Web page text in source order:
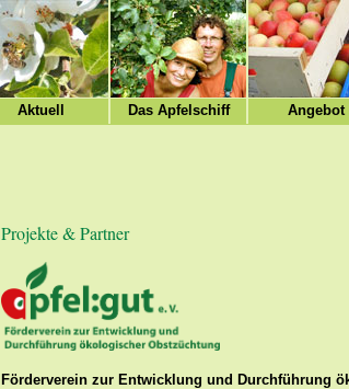
Aktuell Das Apfelschiff Angebot
Projekte & Partner
Förderverein zur Entwicklung und Durchführung